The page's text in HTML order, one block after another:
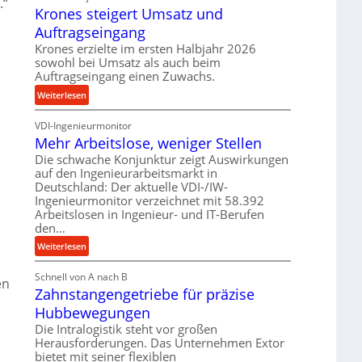
z
s
s
r
i
e
b
u
n
d
H
y
d
r
a
u
i
k
i
V
e
r
g
l
e
ä
i
s
e
u
n
a
n
g
l
e
g
e
u
g
e
l
Krones steigert Umsatz und
Auftragseingang
Krones erzielte im ersten Halbjahr 2026
sowohl bei Umsatz als auch beim
Auftragseingang einen Zuwachs.
Weiterlesen:
K
r
o
n
e
s
s
t
i
g
e
r
t
U
m
s
VDI-Ingenieurmonitor
Mehr Arbeitslose, weniger Stellen
Die schwache Konjunktur zeigt Auswirkungen
auf den Ingenieurarbeitsmarkt in
Deutschland: Der aktuelle VDI-/IW-
Ingenieurmonitor verzeichnet mit 58.392
Arbeitslosen in Ingenieur- und IT-Berufen
den…
Weiterlesen:
M
e
h
A
r
b
Schnell von A nach B
Zahnstangengetriebe für präzise
Hubbewegungen
Die Intralogistik steht vor großen
Herausforderungen. Das Unternehmen Extor
bietet mit seiner flexiblen